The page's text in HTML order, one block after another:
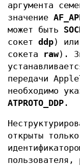
аргумента
значение
может быть
сокет ddp) или
сокета
raw).
передачи
необходимо
ATPROTO_DDP .
открыты